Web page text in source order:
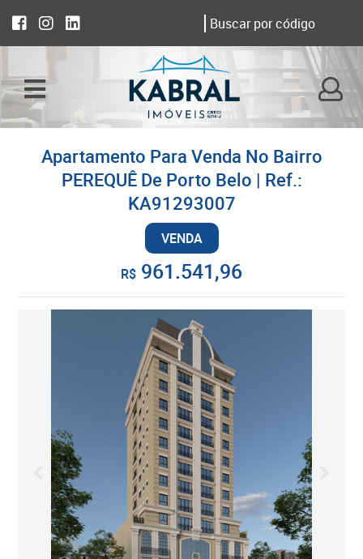
Apartamento Para Venda No Bairro
PEREQUÊ De Porto Belo | Ref.:
KA91293007
VENDA
R$ 961.541,96